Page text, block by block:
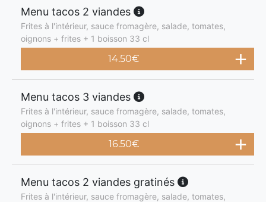
Menu tacos 2 viandes
Frites à l'intérieur, sauce fromagère, salade, tomates,
oignons + frites + 1 boisson 33 cl
14.50€
Menu tacos 3 viandes
Frites à l'intérieur, sauce fromagère, salade, tomates,
oignons + frites + 1 boisson 33 cl
16.50€
Menu tacos 2 viandes gratinés
Frites à l'intérieur, sauce fromagère, salade, tomates,